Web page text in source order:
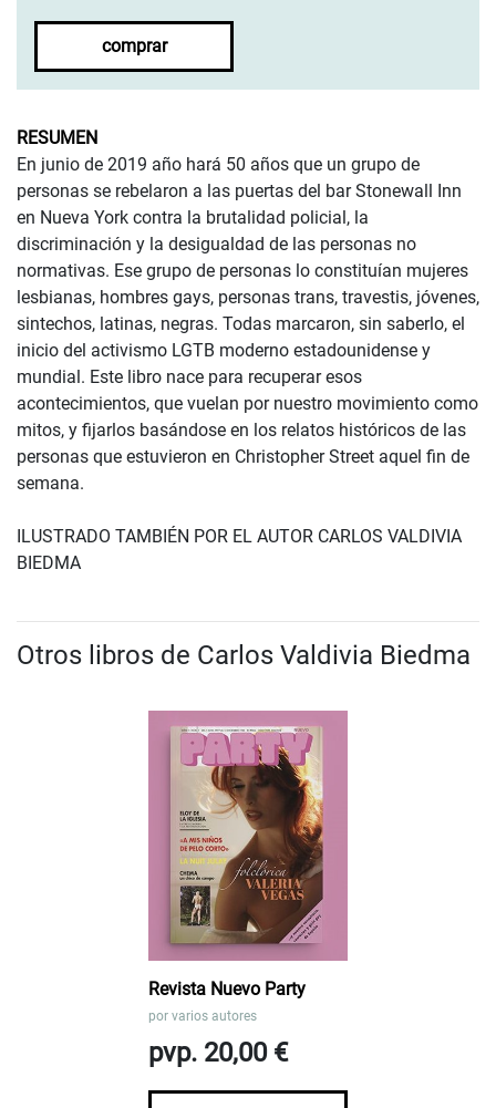
comprar
RESUMEN
En junio de 2019 año hará 50 años que un grupo de
personas se rebelaron a las puertas del bar Stonewall Inn
en Nueva York contra la brutalidad policial, la
discriminación y la desigualdad de las personas no
normativas. Ese grupo de personas lo constituían mujeres
lesbianas, hombres gays, personas trans, travestis, jóvenes,
sintechos, latinas, negras. Todas marcaron, sin saberlo, el
inicio del activismo LGTB moderno estadounidense y
mundial. Este libro nace para recuperar esos
acontecimientos, que vuelan por nuestro movimiento como
mitos, y fijarlos basándose en los relatos históricos de las
personas que estuvieron en Christopher Street aquel fin de
semana.
ILUSTRADO TAMBIÉN POR EL AUTOR CARLOS VALDIVIA
BIEDMA
Otros libros de Carlos Valdivia Biedma
Revista Nuevo Party
por varios autores
pvp. 20,00 €